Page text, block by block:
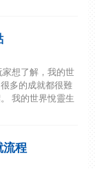
想了解，我的世
多的成就都很難
我的世界悅靈生
流程